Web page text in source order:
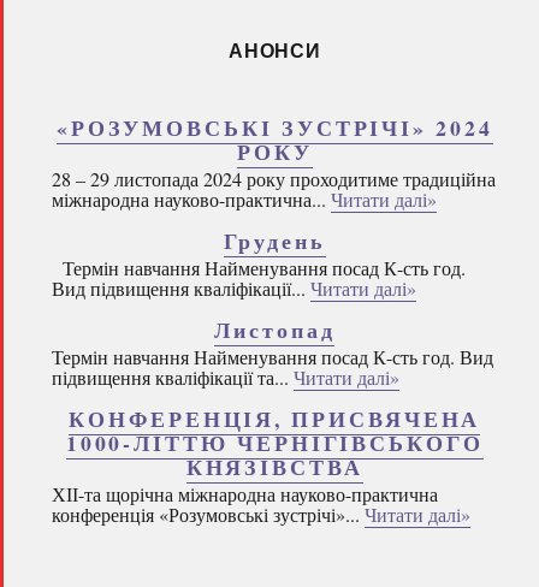
АНОНСИ
«РОЗУМОВСЬКІ ЗУСТРІЧІ» 2024
РОКУ
28 – 29 листопада 2024 року проходитиме традиційна
міжнародна науково-практична... Читати далі»
Грудень
Термін навчання Найменування посад К-сть год.
Вид підвищення кваліфікації... Читати далі»
Листопад
Термін навчання Найменування посад К-сть год. Вид
підвищення кваліфікації та... Читати далі»
КОНФЕРЕНЦІЯ, ПРИСВЯЧЕНА
1000-ЛІТТЮ ЧЕРНІГІВСЬКОГО
КНЯЗІВСТВА
ХІІ-та щорічна міжнародна науково-практична
конференція «Розумовські зустрічі»... Читати далі»